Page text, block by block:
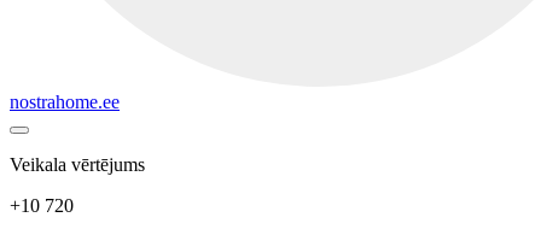
nostrahome.ee
Veikala vērtējums
+10 720